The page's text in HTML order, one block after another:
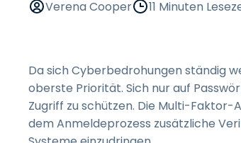
Verena Cooper 11 Minuten
Da sich Cyberbedrohungen ständig
oberste Priorität. Sich nur auf
Zugriff zu schützen. Die Multi-Faktor-
dem Anmeldeprozess zusätzliche